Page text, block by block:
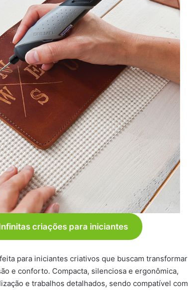
criações para iniciantes
para iniciantes criativos que buscam transformar
e conforto. Compacta, silenciosa e ergonômica,
e trabalhos detalhados, sendo compatível com